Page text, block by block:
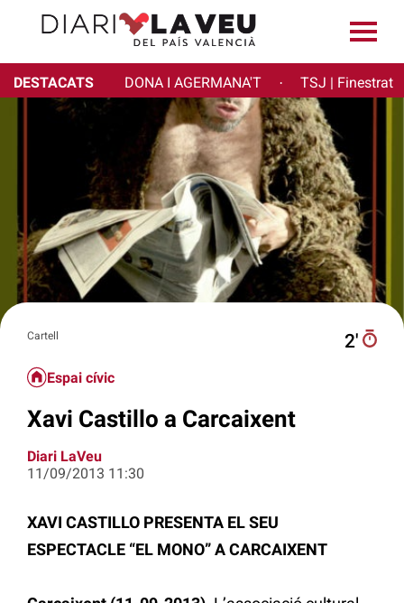
DESTACATS DONA I AGERMANA'T · TSJ | Finestrat
Cartell 2′
Espai cívic
Xavi Castillo a Carcaixent
Diari LaVeu
11/09/2013 11:30
XAVI CASTILLO PRESENTA EL SEU
ESPECTACLE “EL MONO” A CARCAIXENT